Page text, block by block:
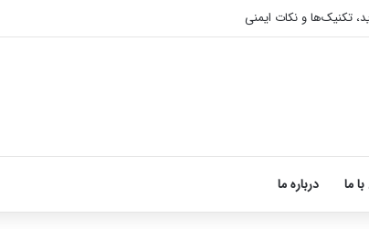
تکنیک‌ها و نکات ایمنی
ما درباره ما